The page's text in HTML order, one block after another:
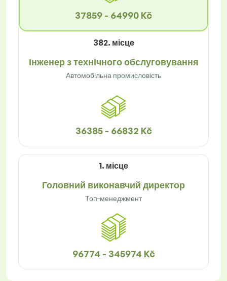
37859 - 64990 Kč
382. місце
Інженер з технічного обслуговування
Автомобільна промисловість
36385 - 66832 Kč
1. місце
Головний виконавчий директор
Топ-менеджмент
96774 - 345974 Kč